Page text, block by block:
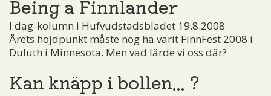
Being a Finnlander
I dag-kolumn i Hufvudstadsbladet 19.8.2008
Årets höjdpunkt måste nog ha varit FinnFest 2008 i
Duluth i Minnesota. Men vad lärde vi oss där?
Kan knäpp i bollen... ?